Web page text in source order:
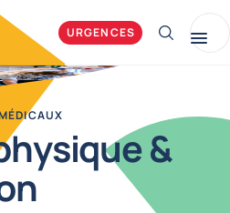
URGENCES Afficher
&